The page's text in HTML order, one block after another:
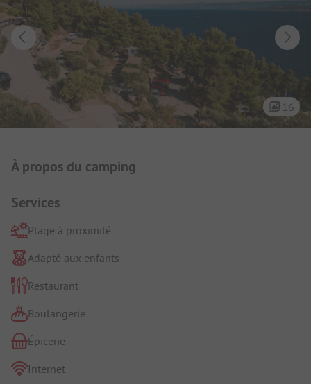
16
Présentation du camping
À propos du camping
Services
Plage à proximité
Adapté aux enfants
Restaurant
Boulangerie
Épicerie
Internet